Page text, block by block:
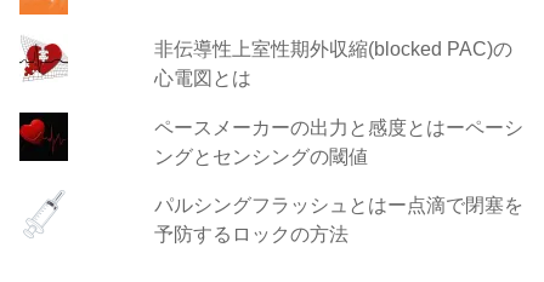
非伝導性上室性期外収縮(blocked PAC)の
心電図とは
ペースメーカーの出力と感度とはーペーシ
ングとセンシングの閾値
パルシングフラッシュとはー点滴で閉塞を
予防するロックの方法